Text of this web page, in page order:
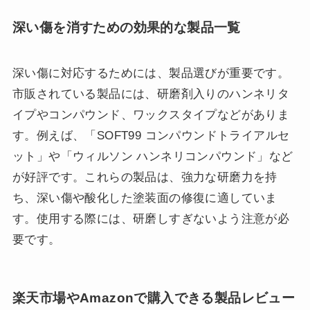
深い傷を消すための効果的な製品一覧
深い傷に対応するためには、製品選びが重要です。
市販されている製品には、研磨剤入りのハンネリタ
イプやコンパウンド、ワックスタイプなどがありま
す。例えば、「SOFT99 コンパウンドトライアルセ
ット」や「ウィルソン ハンネリコンパウンド」など
が好評です。これらの製品は、強力な研磨力を持
ち、深い傷や酸化した塗装面の修復に適していま
す。使用する際には、研磨しすぎないよう注意が必
要です。
楽天市場やAmazonで購入できる製品レビュー